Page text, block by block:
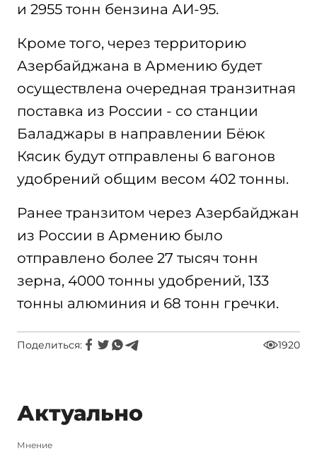
и 2955 тонн бензина АИ-95.
Кроме того, через территорию
Азербайджана в Армению будет
осуществлена очередная транзитная
поставка из России - со станции
Баладжары в направлении Бёюк
Кясик будут отправлены 6 вагонов
удобрений общим весом 402 тонны.
Ранее транзитом через Азербайджан
из России в Армению было
отправлено более 27 тысяч тонн
зерна, 4000 тонны удобрений, 133
тонны алюминия и 68 тонн гречки.
Поделиться: 1920
Актуально
Мнение